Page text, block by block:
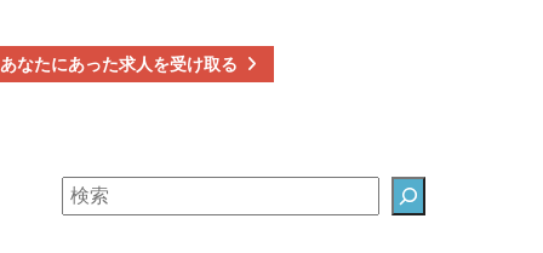
あなたにあった求人を受け取る